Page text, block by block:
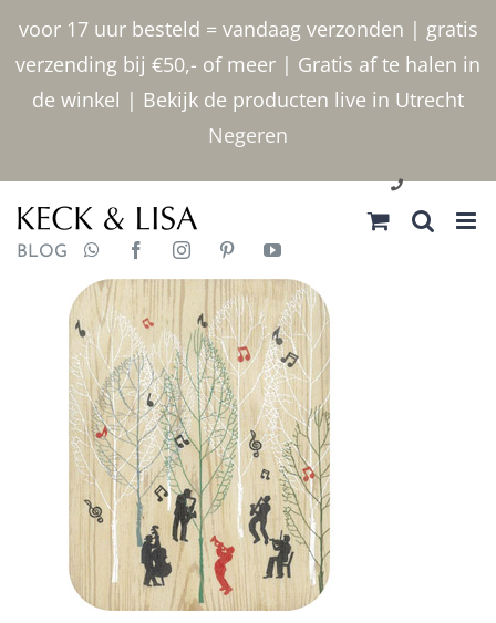
voor 17 uur besteld = vandaag verzonden | gratis
verzending bij €50,- of meer | Gratis af te halen in
de winkel | Bekijk de producten live in Utrecht
Negeren
inhoud
030 2400000
BLOG